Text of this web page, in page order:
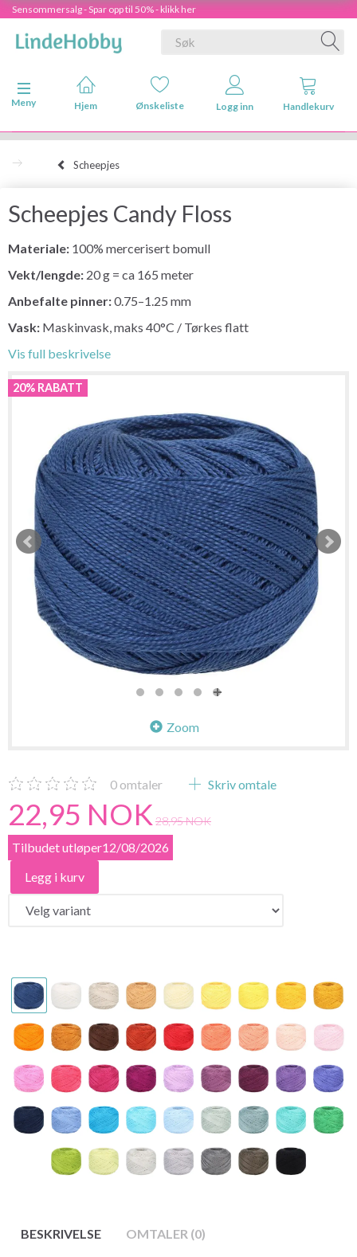
Sensommersalg - Spar opp til 50% - klikk her
Veksle navigasjon
Meny
Hjem Ønskeliste Logg inn Handlekurv
Scheepjes
Scheepjes Candy Floss
Materiale: 100% mercerisert bomull
Vekt/lengde: 20 g = ca 165 meter
Anbefalte pinner:0.75–1.25 mm
Vask: Maskinvask, maks 40°C / Tørkes flatt
Vis full beskrivelse
20% RABATT
Zoom
0 omtaler Skriv omtale
22,95 NOK 28,95 NOK
Tilbudet utløper12/08/2026
Legg i kurv
BESKRIVELSE OMTALER (0)